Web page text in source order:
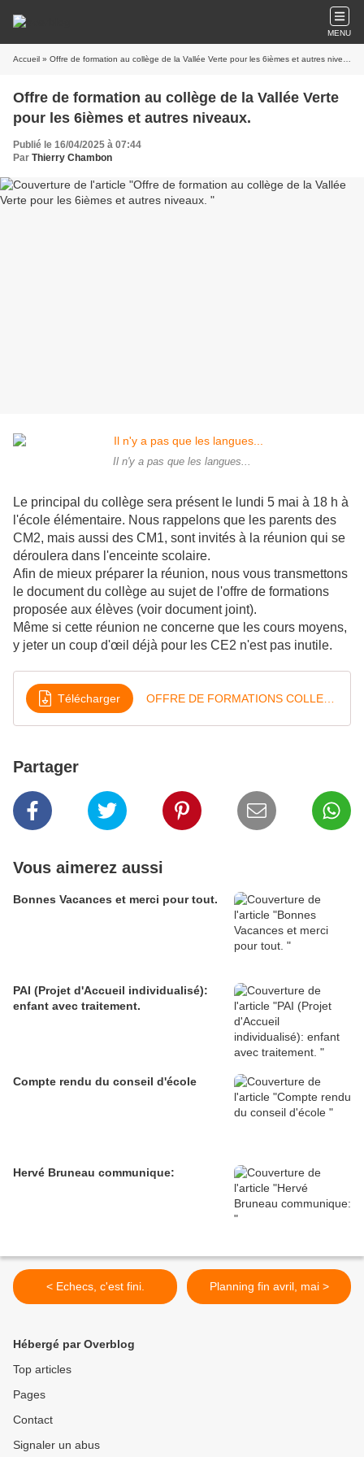
MENU
Accueil » Offre de formation au collège de la Vallée Verte pour les 6ièmes et autres niveaux.
Offre de formation au collège de la Vallée Verte
pour les 6ièmes et autres niveaux.
Publié le 16/04/2025 à 07:44
Par Thierry Chambon
Il n'y a pas que les langues...
Le principal du collège sera présent le lundi 5 mai à 18 h à
l'école élémentaire. Nous rappelons que les parents des
CM2, mais aussi des CM1, sont invités à la réunion qui se
déroulera dans l'enceinte scolaire.
Afin de mieux préparer la réunion, nous vous transmettons
le document du collège au sujet de l'offre de formations
proposée aux élèves (voir document joint).
Même si cette réunion ne concerne que les cours moyens,
y jeter un coup d'œil déjà pour les CE2 n'est pas inutile.
Télécharger
Partager
Vous aimerez aussi
Bonnes Vacances et merci pour tout.
PAI (Projet d'Accueil individualisé):
enfant avec traitement.
Compte rendu du conseil d'école
Hervé Bruneau communique:
< Echecs, c'est fini. Planning fin avril, mai >
Hébergé par Overblog
Top articles
Pages
Contact
Signaler un abus